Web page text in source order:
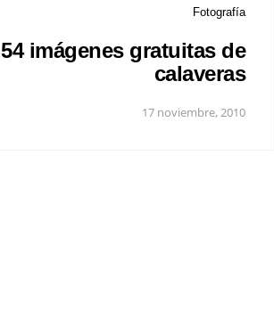
Fotografía
54 imágenes gratuitas de
calaveras
17 noviembre, 2010